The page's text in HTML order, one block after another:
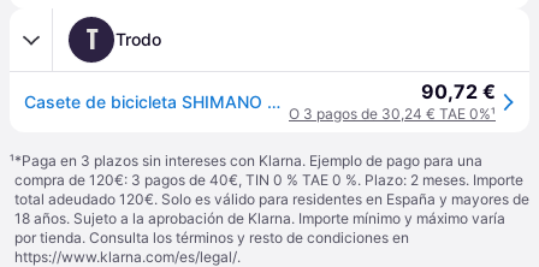
T Trodo
Casete de bicicleta SHIMANO ULTEGRA CS-R8000 11 14-28T 90,72 €
O 3 pagos de 30,24 € TAE 0%¹
¹*Paga en 3 plazos sin intereses con Klarna. Ejemplo de pago para una
compra de 120€: 3 pagos de 40€, TIN 0 % TAE 0 %. Plazo: 2 meses. Importe
total adeudado 120€. Solo es válido para residentes en España y mayores de
18 años. Sujeto a la aprobación de Klarna. Importe mínimo y máximo varía
por tienda. Consulta los términos y resto de condiciones en
https://www.klarna.com/es/legal/.